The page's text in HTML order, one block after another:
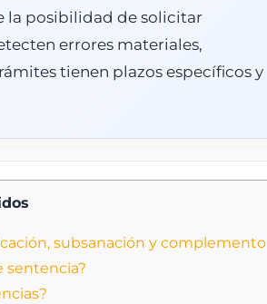
la posibilidad de solicitar
errores materiales,
tienen plazos específicos y
subsanación y complemento
sentencia?